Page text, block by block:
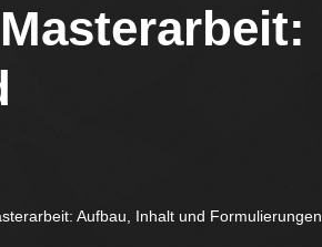
Aufbau, Inhalt und Formulierungen